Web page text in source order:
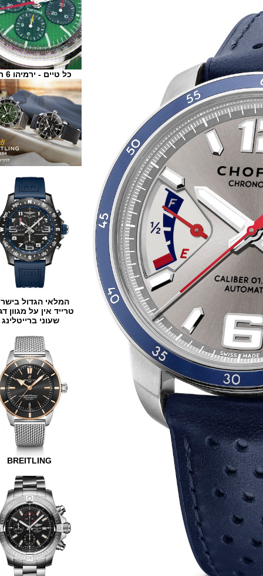
כל טיים - ירמיהו 6 ת"א
המלאי הגדול בישראל
טרייד אין על מגוון דגמים
שעוני ברייטלינג
BREITLING